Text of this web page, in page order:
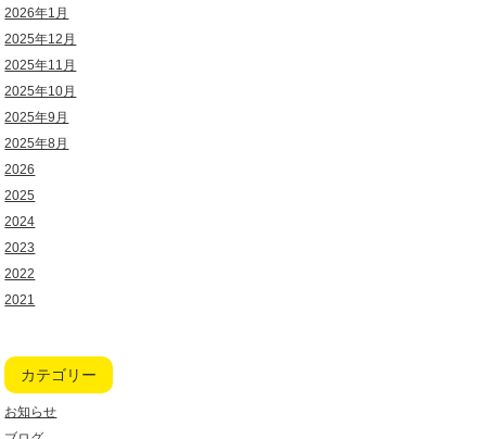
2026年1月
2025年12月
2025年11月
2025年10月
2025年9月
2025年8月
2026
2025
2024
2023
2022
2021
カテゴリー
お知らせ